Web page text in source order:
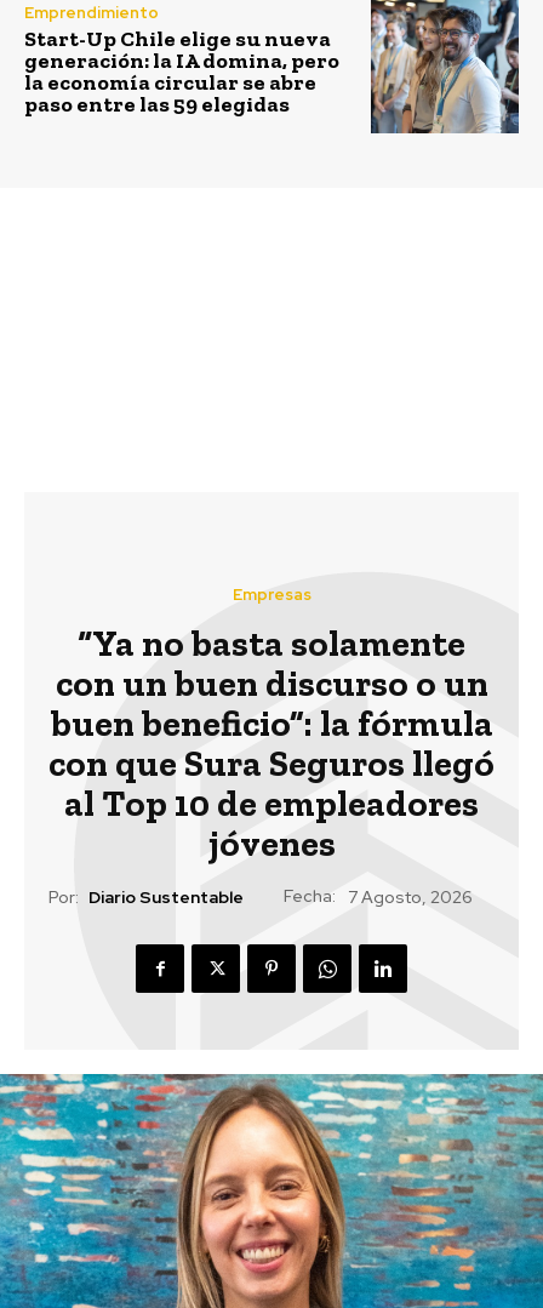
Emprendimiento
Start-Up Chile elige su nueva
generación: la IA domina, pero
la economía circular se abre
paso entre las 59 elegidas